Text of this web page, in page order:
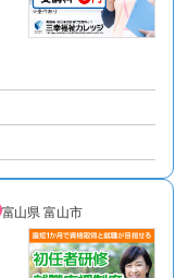
富山県 富山市